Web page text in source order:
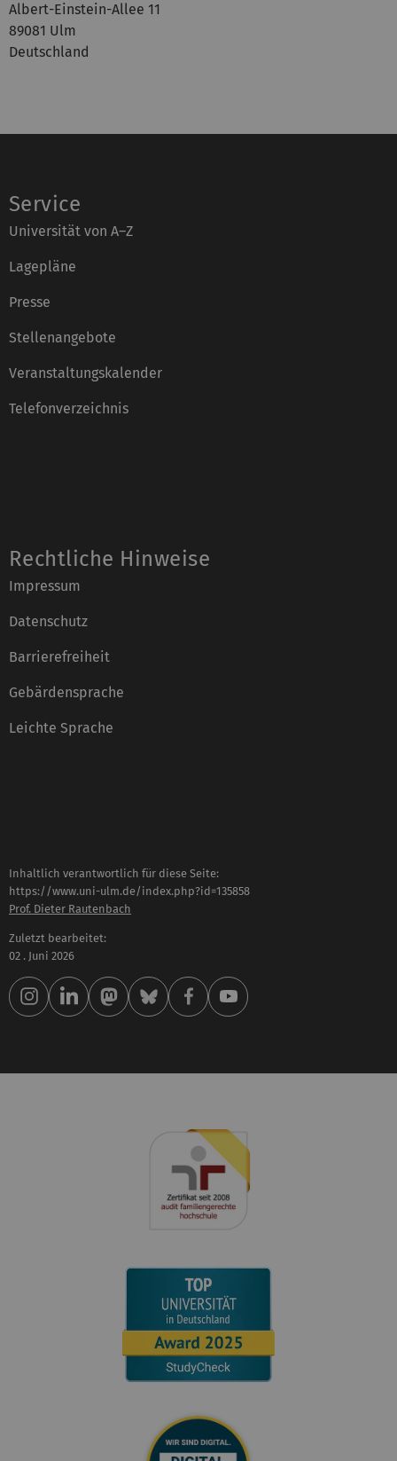
Albert-Einstein-Allee 11
89081 Ulm
Deutschland
Service
Universität von A–Z
Lagepläne
Presse
Stellenangebote
Veranstaltungskalender
Telefonverzeichnis
Rechtliche Hinweise
Impressum
Datenschutz
Barrierefreiheit
Gebärdensprache
Leichte Sprache
Inhaltlich verantwortlich für diese Seite:
https://www.uni-ulm.de/index.php?id=135858
Prof. Dieter Rautenbach
Zuletzt bearbeitet:
02 . Juni 2026